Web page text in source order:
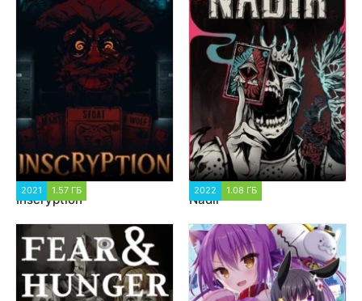
2021 1.57 ГБ
Inscryption
2022 1.08 ГБ
Nadir